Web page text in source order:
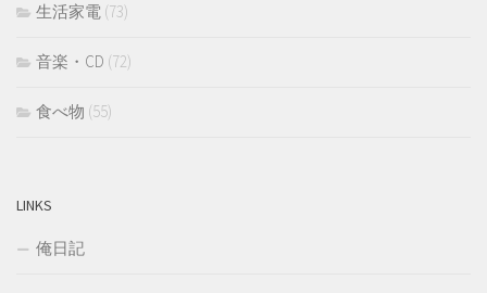
生活家電 (73)
音楽・CD (72)
食べ物 (55)
LINKS
俺日記